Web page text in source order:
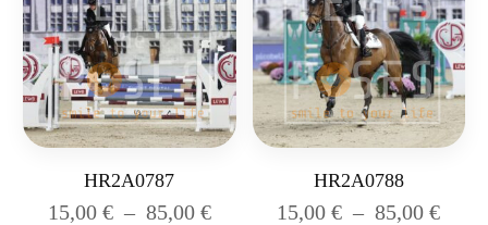
HR2A0787
15,00 € – 85,00 €
HR2A0788
15,00€ – 85,00€